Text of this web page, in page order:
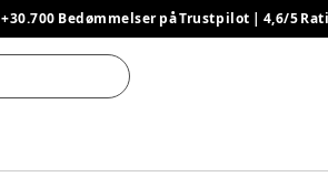
+30.700 Bedømmelser på Trustpilot | 4,6/5